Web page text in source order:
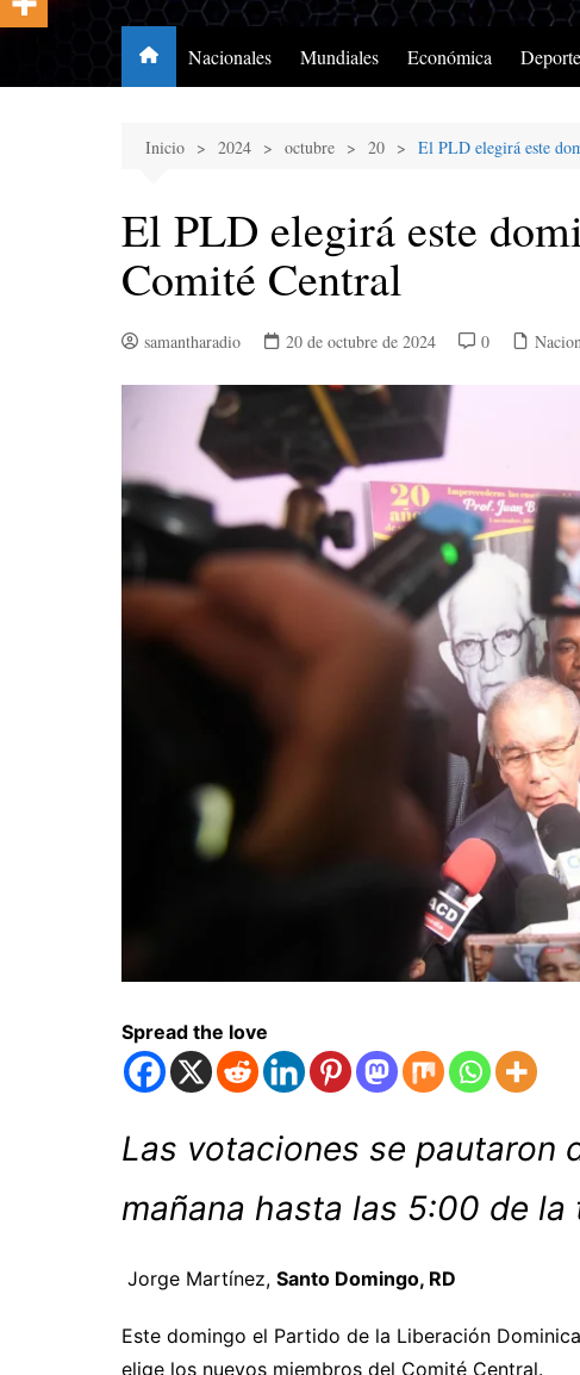
Nacionales Mundiales Económica
Inicio 2024 octubre 20 El PLD elegirá este
El PLD elegirá este
Comité Central
samantharadio 20 de octubre de 2024 0
Spread the love
Las votaciones se pautaron
mañana hasta las 5:00 de la
Jorge Martínez, Santo Domingo, RD
Este domingo el Partido de la Liberación
elige los nuevos miembros del Comité Central.